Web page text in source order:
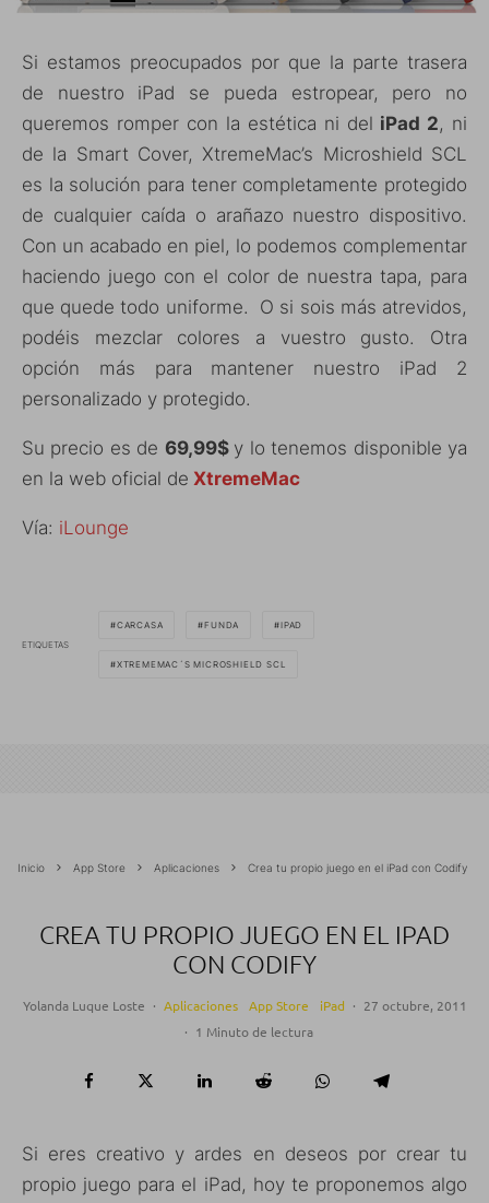
Si estamos preocupados por que la parte trasera
de nuestro iPad se pueda estropear, pero no
queremos romper con la estética ni del iPad 2, ni
de la Smart Cover, XtremeMac’s Microshield SCL
es la solución para tener completamente protegido
de cualquier caída o arañazo nuestro dispositivo.
Con un acabado en piel, lo podemos complementar
haciendo juego con el color de nuestra tapa, para
que quede todo uniforme. O si sois más atrevidos,
podéis mezclar colores a vuestro gusto. Otra
opción más para mantener nuestro iPad 2
personalizado y protegido.
Su precio es de 69,99$ y lo tenemos disponible ya
en la web oficial de XtremeMac
Vía: iLounge
ETIQUETAS
CARCASA FUNDA IPAD
XTREMEMAC´S MICROSHIELD SCL
Inicio App Store Aplicaciones Crea tu propio juego en el iPad con Codify
CREA TU PROPIO JUEGO EN EL IPAD
CON CODIFY
Yolanda Luque Loste · Aplicaciones App Store iPad · 27 octubre, 2011
· 1 Minuto de lectura
Si eres creativo y ardes en deseos por crear tu
propio juego para el iPad, hoy te proponemos algo